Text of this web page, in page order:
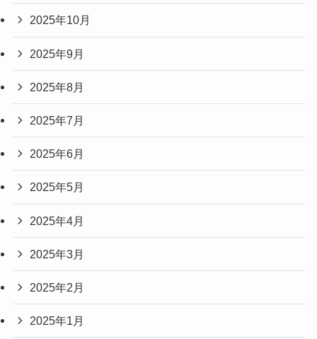
2025年10月
2025年9月
2025年8月
2025年7月
2025年6月
2025年5月
2025年4月
2025年3月
2025年2月
2025年1月